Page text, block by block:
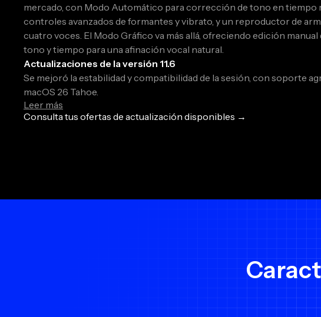
mercado, con Modo Automático para corrección de tono en tiempo
controles avanzados de formantes y vibrato, y un reproductor de
cuatro voces. El Modo Gráfico va más allá, ofreciendo edición manual
tono y tiempo para una afinación vocal natural.
Actualizaciones de la versión 11.6
Se mejoró la estabilidad y compatibilidad de la sesión, con soporte
macOS 26 Tahoe.
Leer más
Consulta tus ofertas de actualización disponibles →